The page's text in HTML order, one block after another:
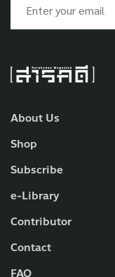
About Us
Shop
Subscribe
e-Library
Contributor
Contact